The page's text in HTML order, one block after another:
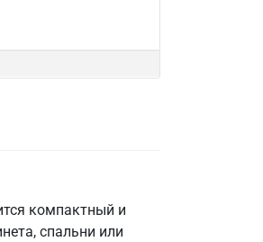
компактный и
спальни или